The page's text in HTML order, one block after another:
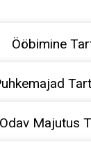
Ööbimine
Odav Majutus